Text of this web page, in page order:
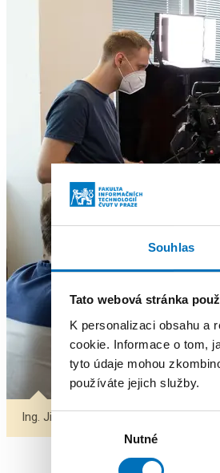
Souhlas
Tato webová stránka
K personalizaci obsahu a
cookie. Informace o tom,
tyto údaje mohou
používáte jejich služby.
Výběr
souhlasu
Nutné
Ing. Jiří Chludil představil projekt z